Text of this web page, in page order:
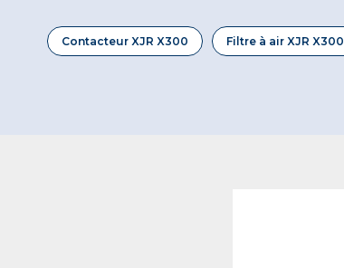
Contacteur XJR X300 Filtre à air XJR X300